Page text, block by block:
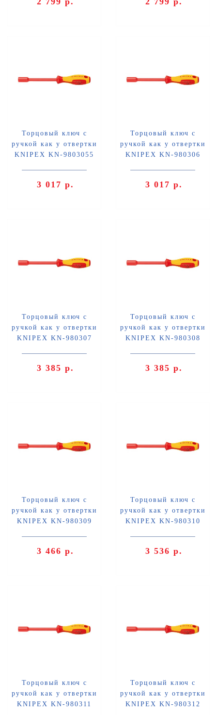
Торцовый ключ с
ручкой как у отвертки
KNIPEX KN-9803055
3 017 р.
Торцовый ключ с
ручкой как у отвертки
KNIPEX KN-980306
3 017 р.
Торцовый ключ с
ручкой как у отвертки
KNIPEX KN-980307
3 385 р.
Торцовый ключ с
ручкой как у отвертки
KNIPEX KN-980308
3 385 р.
Торцовый ключ с
ручкой как у отвертки
KNIPEX KN-980309
3 466 р.
Торцовый ключ с
ручкой как у отвертки
KNIPEX KN-980310
3 536 р.
Торцовый ключ с
ручкой как у отвертки
KNIPEX KN-980311
Торцовый ключ с
ручкой как у отвертки
KNIPEX KN-980312